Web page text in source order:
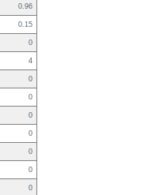
0.96
0.15
0
4
0
0
0
0
0
0
0